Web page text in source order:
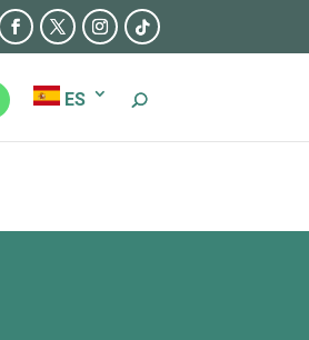
ES